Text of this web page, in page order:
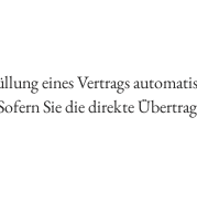
eines Vertrags
Sie die direkte